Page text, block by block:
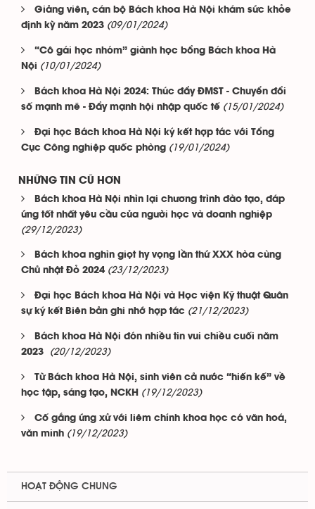
Giảng viên, cán bộ Bách khoa Hà Nội khám sức khỏe
định kỳ năm 2023 (09/01/2024)
“Cô gái học nhóm” giành học bổng Bách khoa Hà
Nội (10/01/2024)
Bách khoa Hà Nội 2024: Thúc đẩy ĐMST - Chuyển đổi
số mạnh mẽ - Đẩy mạnh hội nhập quốc tế (15/01/2024)
Đại học Bách khoa Hà Nội ký kết hợp tác với Tổng
Cục Công nghiệp quốc phòng (19/01/2024)
NHỮNG TIN CŨ HƠN
Bách khoa Hà Nội nhìn lại chương trình đào tạo, đáp
ứng tốt nhất yêu cầu của người học và doanh nghiệp
(29/12/2023)
Bách khoa nghìn giọt hy vọng lần thứ XXX hòa cùng
Chủ nhật Đỏ 2024 (23/12/2023)
Đại học Bách khoa Hà Nội và Học viện Kỹ thuật Quân
sự ký kết Biên bản ghi nhớ hợp tác (21/12/2023)
Bách khoa Hà Nội đón nhiều tin vui chiều cuối năm
2023
(20/12/2023)
Từ Bách khoa Hà Nội, sinh viên cả nước “hiến kế” về
học tập, sáng tạo, NCKH
(19/12/2023)
Cố gắng ứng xử với liêm chính khoa học có văn hoá,
văn minh (19/12/2023)
HOẠT ĐỘNG CHUNG